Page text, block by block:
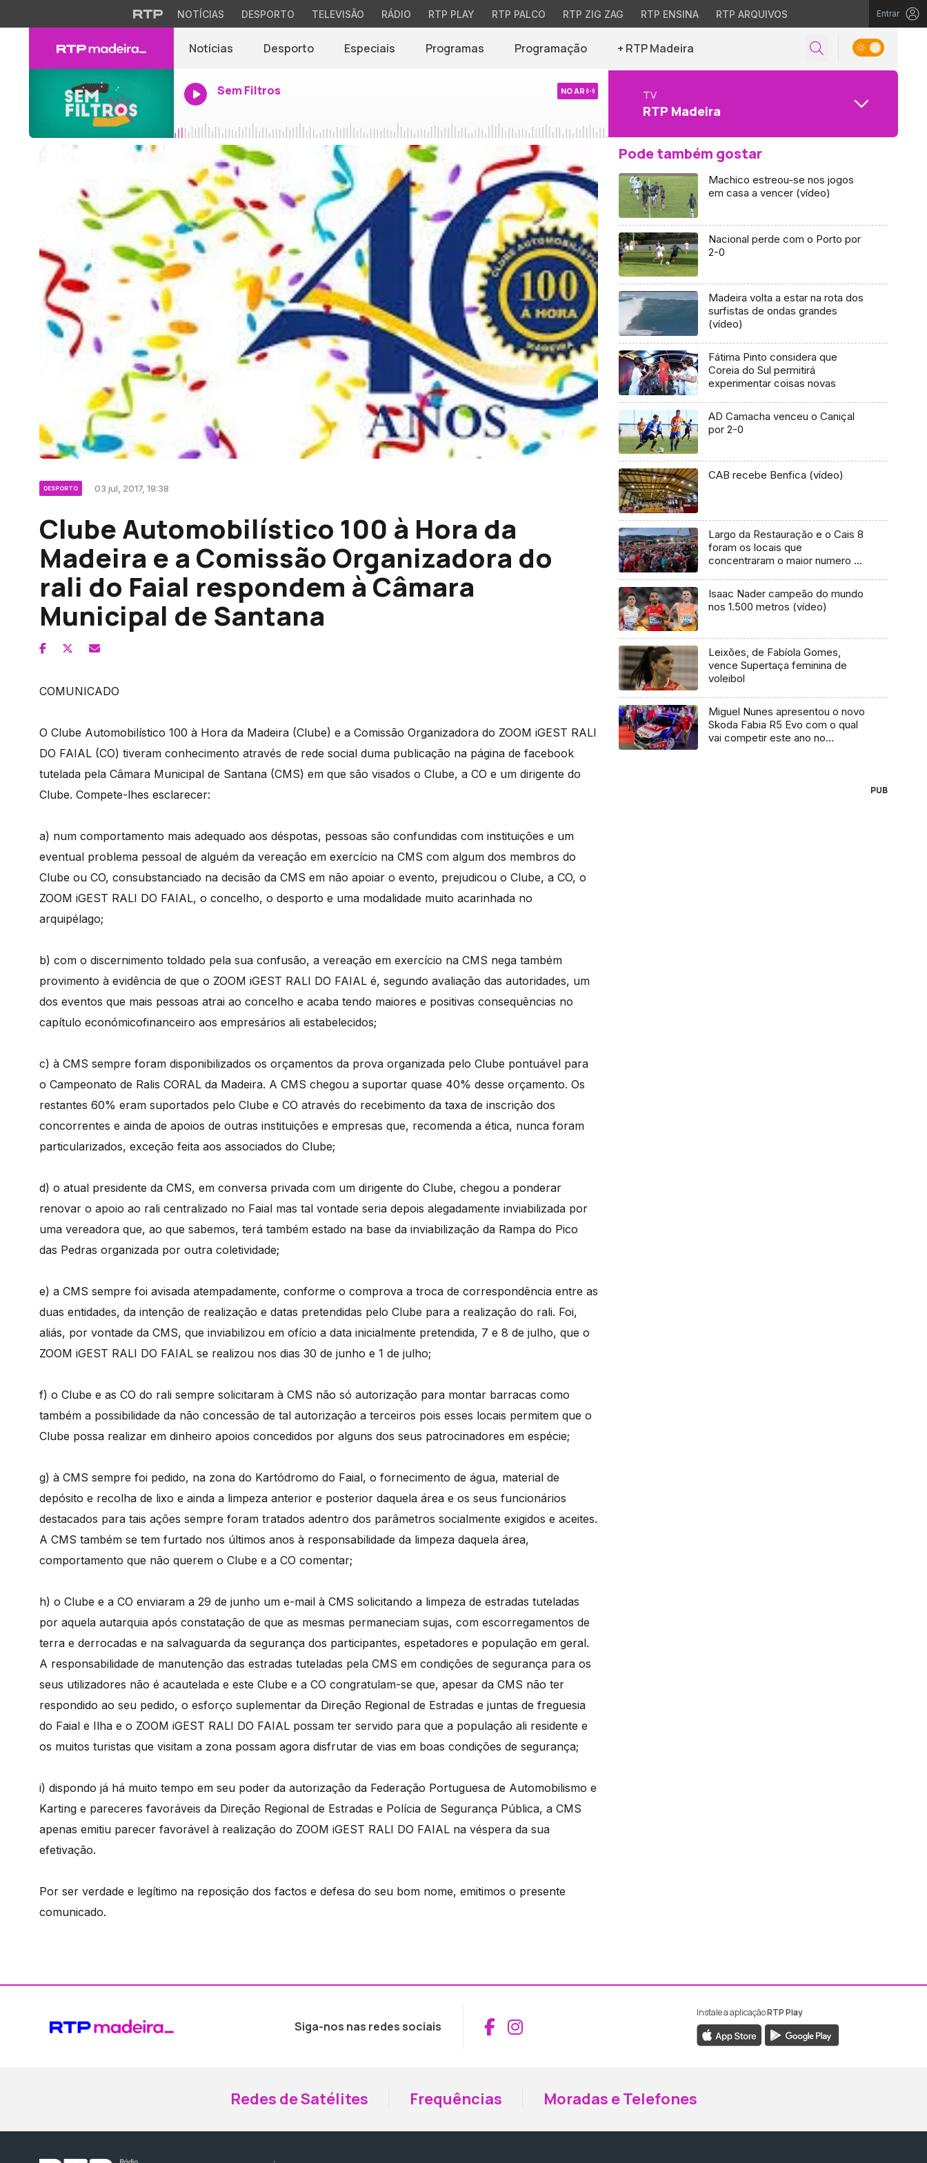
NOTÍCIAS DESPORTO TELEVISÃO RÁDIO RTP PLAY RTP PALCO RTP ZIG ZAG RTP ENSINA RTP ARQUIVOS Entrar
Notícias Desporto Especiais Programas Programação + RTP Madeira
Sem Filtros NO AR TV
RTP Madeira
DESPORTO 03 jul, 2017, 19:38
Clube Automobilístico 100 à Hora da
Madeira e a Comissão Organizadora do
rali do Faial respondem à Câmara
Municipal de Santana
COMUNICADO
O Clube Automobilístico 100 à Hora da Madeira (Clube) e a Comissão Organizadora do ZOOM iGEST RALI
DO FAIAL (CO) tiveram conhecimento através de rede social duma publicação na página de facebook
tutelada pela Câmara Municipal de Santana (CMS) em que são visados o Clube, a CO e um dirigente do
Clube. Compete-lhes esclarecer:
a) num comportamento mais adequado aos déspotas, pessoas são confundidas com instituições e um
eventual problema pessoal de alguém da vereação em exercício na CMS com algum dos membros do
Clube ou CO, consubstanciado na decisão da CMS em não apoiar o evento, prejudicou o Clube, a CO, o
ZOOM iGEST RALI DO FAIAL, o concelho, o desporto e uma modalidade muito acarinhada no
arquipélago;
b) com o discernimento toldado pela sua confusão, a vereação em exercício na CMS nega também
provimento à evidência de que o ZOOM iGEST RALI DO FAIAL é, segundo avaliação das autoridades, um
dos eventos que mais pessoas atrai ao concelho e acaba tendo maiores e positivas consequências no
capítulo económicofinanceiro aos empresários ali estabelecidos;
c) à CMS sempre foram disponibilizados os orçamentos da prova organizada pelo Clube pontuável para
o Campeonato de Ralis CORAL da Madeira. A CMS chegou a suportar quase 40% desse orçamento. Os
restantes 60% eram suportados pelo Clube e CO através do recebimento da taxa de inscrição dos
concorrentes e ainda de apoios de outras instituições e empresas que, recomenda a ética, nunca foram
particularizados, exceção feita aos associados do Clube;
d) o atual presidente da CMS, em conversa privada com um dirigente do Clube, chegou a ponderar
renovar o apoio ao rali centralizado no Faial mas tal vontade seria depois alegadamente inviabilizada por
uma vereadora que, ao que sabemos, terá também estado na base da inviabilização da Rampa do Pico
das Pedras organizada por outra coletividade;
e) a CMS sempre foi avisada atempadamente, conforme o comprova a troca de correspondência entre as
duas entidades, da intenção de realização e datas pretendidas pelo Clube para a realização do rali. Foi,
aliás, por vontade da CMS, que inviabilizou em ofício a data inicialmente pretendida, 7 e 8 de julho, que o
ZOOM iGEST RALI DO FAIAL se realizou nos dias 30 de junho e 1 de julho;
f) o Clube e as CO do rali sempre solicitaram à CMS não só autorização para montar barracas como
também a possibilidade da não concessão de tal autorização a terceiros pois esses locais permitem que o
Clube possa realizar em dinheiro apoios concedidos por alguns dos seus patrocinadores em espécie;
g) à CMS sempre foi pedido, na zona do Kartódromo do Faial, o fornecimento de água, material de
depósito e recolha de lixo e ainda a limpeza anterior e posterior daquela área e os seus funcionários
destacados para tais ações sempre foram tratados adentro dos parâmetros socialmente exigidos e aceites.
A CMS também se tem furtado nos últimos anos à responsabilidade da limpeza daquela área,
comportamento que não querem o Clube e a CO comentar;
h) o Clube e a CO enviaram a 29 de junho um e-mail à CMS solicitando a limpeza de estradas tuteladas
por aquela autarquia após constatação de que as mesmas permaneciam sujas, com escorregamentos de
terra e derrocadas e na salvaguarda da segurança dos participantes, espetadores e população em geral.
A responsabilidade de manutenção das estradas tuteladas pela CMS em condições de segurança para os
seus utilizadores não é acautelada e este Clube e a CO congratulam-se que, apesar da CMS não ter
respondido ao seu pedido, o esforço suplementar da Direção Regional de Estradas e juntas de freguesia
do Faial e Ilha e o ZOOM iGEST RALI DO FAIAL possam ter servido para que a população ali residente e
os muitos turistas que visitam a zona possam agora disfrutar de vias em boas condições de segurança;
i) dispondo já há muito tempo em seu poder da autorização da Federação Portuguesa de Automobilismo e
Karting e pareceres favoráveis da Direção Regional de Estradas e Polícia de Segurança Pública, a CMS
apenas emitiu parecer favorável à realização do ZOOM iGEST RALI DO FAIAL na véspera da sua
efetivação.
Por ser verdade e legítimo na reposição dos factos e defesa do seu bom nome, emitimos o presente
comunicado.
Pode também gostar
Machico estreou-se nos jogos
em casa a vencer (vídeo)
Nacional perde com o Porto por
2-0
Madeira volta a estar na rota dos
surfistas de ondas grandes
(vídeo)
Fátima Pinto considera que
Coreia do Sul permitirá
experimentar coisas novas
AD Camacha venceu o Caniçal
por 2-0
CAB recebe Benfica (vídeo)
Largo da Restauração e o Cais 8
foram os locais que
concentraram o maior numero de
Isaac Nader campeão do mundo
nos 1.500 metros (vídeo)
Leixões, de Fabíola Gomes,
vence Supertaça feminina de
voleibol
Miguel Nunes apresentou o novo
Skoda Fabia R5 Evo com o qual
vai competir este ano no
PUB
Siga-nos nas redes sociais Aceder ao Facebook da RTP Madeira
Aceder ao Instagram da RTP Madeira
Instale a aplicaçãoRTP Play
Redes de Satélites Frequências Moradas e Telefones